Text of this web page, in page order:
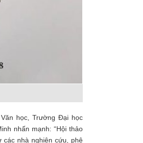
học, Trường Đại học
nhấn mạnh: “Hội thảo
các nhà nghiên cứu, phê